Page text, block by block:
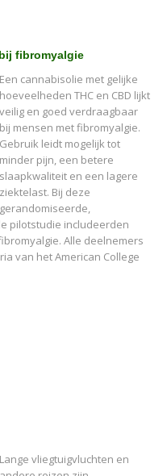
fibromyalgie
Een cannabisolie met gelijke
hoeveelheden THC en CBD lijkt
veilig en goed verdraagbaar
bij mensen met fibromyalgie.
Gebruik leidt mogelijk tot
minder pijn, een betere
slaapkwaliteit en een lagere
ziektelast. Bij deze
gerandomiseerde,
pilotstudie includeerden
Alle deelnemers
van het American College
Lange vliegtuigvluchten en